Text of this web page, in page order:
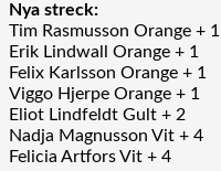
Nya streck:
Tim Rasmusson Orange + 1
Erik Lindwall Orange + 1
Felix Karlsson Orange + 1
Viggo Hjerpe Orange + 1
Eliot Lindfeldt Gult + 2
Nadja Magnusson Vit + 4
Felicia Artfors Vit + 4